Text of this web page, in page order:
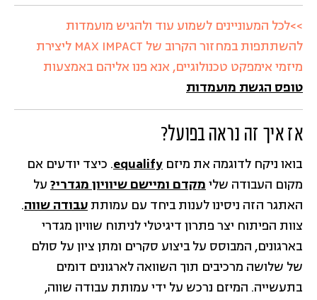
>>לכל המעוניינים לשמוע עוד ולהגיש מועמדות
להשתתפות במחזור הקרוב של MAX IMPACT ליצירת
מיזמי אימפקט טכנולוגיים, אנא פנו אליהם באמצעות
טופס הגשת מועמדות
אז איך זה נראה בפועל?
בואו ניקח לדוגמה את מיזם equalify. כיצד יודעים אם
מקום העבודה שלימקדם ומיישם שיוויון מגדרי? על
האתגר הזה ניסינו לענות ביחד עם עמותת עבודה שווה.
צוות הפיתוח יצר פתרון דיגיטלי לניתוח שוויון מגדרי
בארגונים, המבוסס על ביצוע סקרים ומתן ציון על סולם
של שלושה מרכיבים תוך השוואה לארגונים דומים
בתעשייה. המיזם נרכש על ידי עמותת עבודה שווה,